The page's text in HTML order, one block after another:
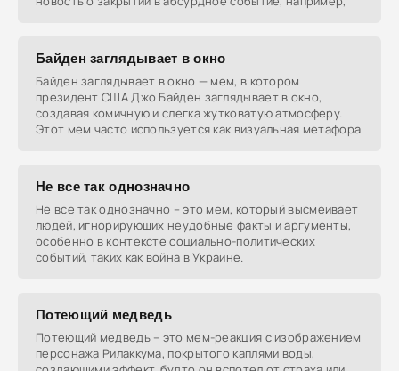
Байден заглядывает в окно
Байден заглядывает в окно — мем, в котором
президент США Джо Байден заглядывает в окно,
создавая комичную и слегка жутковатую атмосферу.
Этот мем часто используется как визуальная метафора
Не все так однозначно
Не все так однозначно – это мем, который высмеивает
людей, игнорирующих неудобные факты и аргументы,
особенно в контексте социально-политических
событий, таких как война в Украине.
Потеющий медведь
Потеющий медведь – это мем-реакция с изображением
персонажа Рилаккума, покрытого каплями воды,